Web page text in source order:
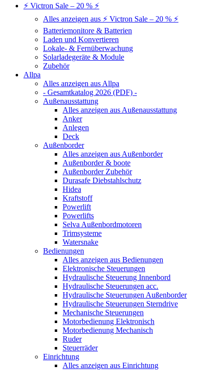
⚡ Victron Sale – 20 % ⚡
Alles anzeigen aus ⚡ Victron Sale – 20 % ⚡
Batteriemonitore & Batterien
Laden und Konvertieren
Lokale- & Fernüberwachung
Solarladegeräte & Module
Zubehör
Allpa
Alles anzeigen aus Allpa
- Gesamtkatalog 2026 (PDF) -
Außenausstattung
Alles anzeigen aus Außenausstattung
Anker
Anlegen
Deck
Außenborder
Alles anzeigen aus Außenborder
Außenborder & boote
Außenborder Zubehör
Durasafe Diebstahlschutz
Hidea
Kraftstoff
Powerlift
Powerlifts
Selva Außenbordmotoren
Trimsysteme
Watersnake
Bedienungen
Alles anzeigen aus Bedienungen
Elektronische Steuerungen
Hydraulische Steuerung Innenbord
Hydraulische Steuerungen acc.
Hydraulische Steuerungen Außenborder
Hydraulische Steuerungen Sterndrive
Mechanische Steuerungen
Motorbedienung Elektronisch
Motorbedienung Mechanisch
Ruder
Steuerräder
Einrichtung
Alles anzeigen aus Einrichtung